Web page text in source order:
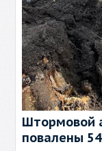
Штормовой
повалены